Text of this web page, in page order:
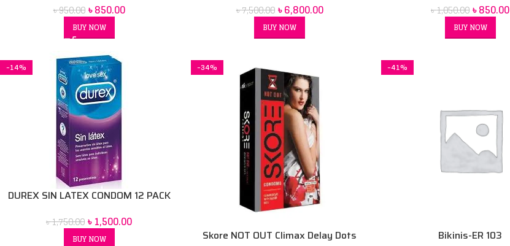
৳950.00 ৳850.00
BUY NOW
৳7,500.00 ৳6,800.00
BUY NOW
৳1,050.00 ৳850.00
BUY NOW
-14%
DUREX SIN LATEX CONDOM 12 PACK
৳1,750.00 ৳1,500.00
BUY NOW
-34%
Skore NOT OUT Climax Delay Dots
-41%
Bikinis-ER 103